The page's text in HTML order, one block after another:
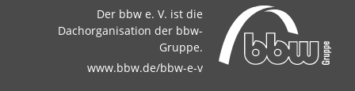
Der bbw e. V. ist die
Dachorganisation der bbw-
Gruppe.
www.bbw.de/bbw-e-v